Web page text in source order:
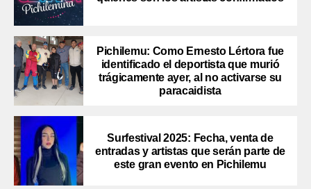
Pichilemu: Como Ernesto Lértora fue
identificado el deportista que murió
trágicamente ayer, al no activarse su
paracaidista
Surfestival 2025: Fecha, venta de
entradas y artistas que serán parte de
este gran evento en Pichilemu